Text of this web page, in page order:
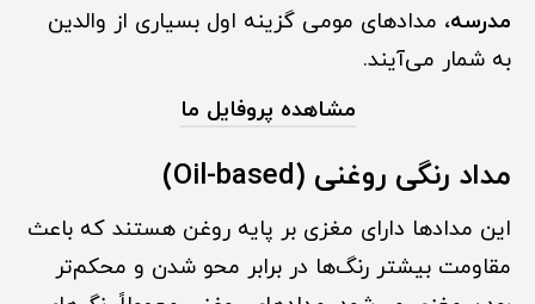
مدرسه، مدادهای مومی گزینه اول بسیاری از والدین
به شمار می‌آیند.
مشاهده پروفایل ما
مداد رنگی روغنی (Oil-based)
این مدادها دارای مغزی بر پایه روغن هستند که باعث
مقاومت بیشتر رنگ‌ها در برابر محو شدن و محکم‌تر